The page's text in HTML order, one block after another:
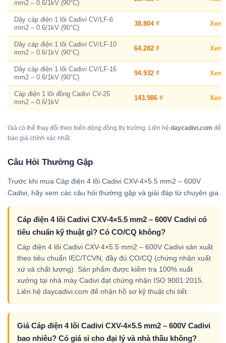
mm2 – 0.6/1kV (90°C)
Dây cáp điện 1 lõi Cadivi CV/LF-6
mm2 – 0.6/1kV (90°C)
38.804 ₫
Dây cáp điện 1 lõi Cadivi CV/LF-10
mm2 – 0.6/1kV (90°C)
64.282 ₫
Dây cáp điện 1 lõi Cadivi CV/LF-16
mm2 – 0.6/1kV (90°C)
94.932 ₫
Cáp điện 1 lõi đồng Cadivi CV-25
mm2 – 0.6/1kV
143.986 ₫
Giá có thể thay đổi theo biến động đồng thị trường. Liên hệ daycadivi.com để
báo giá chính xác nhất.
Câu Hỏi Thường Gặp
Trước khi mua Cáp điện 4 lõi Cadivi CXV-4×5.5 mm2 – 600V
Cadivi, hãy xem các câu hỏi thường gặp và giải đáp từ chuyên gia.
Cáp điện 4 lõi Cadivi CXV-4×5.5 mm2 – 600V Cadivi có
tiêu chuẩn kỹ thuật gì? Có CO/CQ không?
Cáp điện 4 lõi Cadivi CXV-4×5.5 mm2 – 600V Cadivi sản xuất
theo tiêu chuẩn IEC/TCVN, đầy đủ CO/CQ (chứng nhận xuất
xứ và chất lượng). Sản phẩm được kiểm tra 100% xuất
xưởng tại nhà máy Cadivi đạt chứng nhận ISO 9001:2015.
Liên hệ daycadivi.com để nhận hồ sơ kỹ thuật chi tiết.
Giá Cáp điện 4 lõi Cadivi CXV-4×5.5 mm2 – 600V Cadivi
bao nhiêu? Có giá sỉ cho đại lý và nhà thầu không?